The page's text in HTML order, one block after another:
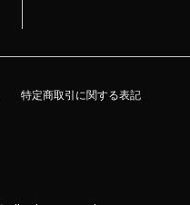
特定商取引に関する表記